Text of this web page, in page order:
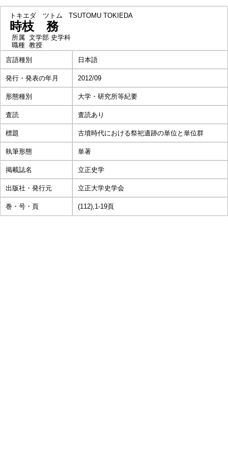
トキエダ ツトム TSUTOMU TOKIEDA
時枝 務
所属 文学部 史学科
職種 教授
言語種別
日本語
発行・発表の年月 2012/09
形態種別 大学・研究所等紀要
査読 査読あり
標題 古墳時代における祭祀遺跡の単位と単位群
執筆形態 単著
掲載誌名 立正史学
出版社・発行元 立正大学史学会
巻・号・頁 (112),1-19頁